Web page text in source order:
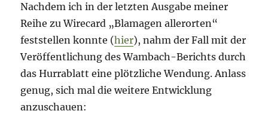
Nachdem ich in der letzten Ausgabe meiner
Reihe zu Wirecard „Blamagen allerorten“
feststellen konnte (hier), nahm der Fall mit der
Veröffentlichung des Wambach-Berichts durch
das Hurrablatt eine plötzliche Wendung. Anlass
genug, sich mal die weitere Entwicklung
anzuschauen: